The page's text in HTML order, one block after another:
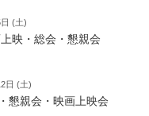
(土)
映・総会・懇親会
日 (土)
懇親会・映画上映会